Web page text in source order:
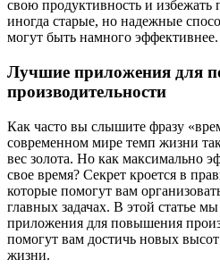
свою продуктивность и избежать
иногда старые, но надежные
могут быть намного эффективнее.
Лучшие приложения для
производительности
Как часто вы слышите фразу
современном мире темп жизни
вес золота. Но как максимально
свое время? Секрет кроется в
которые помогут вам
главных задачах. В этой статье
приложения для повышения
помогут вам достичь новых
жизни.